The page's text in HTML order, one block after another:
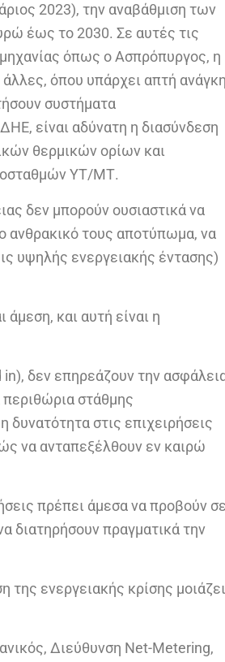
2023), την αναβάθμιση των
έως το 2030. Σε αυτές τις
όπως ο Ασπρόπυργος, η
όπου υπάρχει απτή ανάγκη
συστήματα
είναι αδύνατη η διασύνδεση
θερμικών ορίων και
ΥΤ/ΜΤ.
δεν μπορούν ουσιαστικά να
ανθρακικό τους αποτύπωμα, να
υψηλής ενεργειακής έντασης)
και αυτή είναι η
δεν επηρεάζουν την
στάθμης
στις επιχειρήσεις
να ανταπεξέλθουν εν καιρώ
πρέπει άμεσα να προβούν σε
διατηρήσουν πραγματικά την
της ενεργειακής κρίσης μοιάζει
Διεύθυνση Net-Metering,